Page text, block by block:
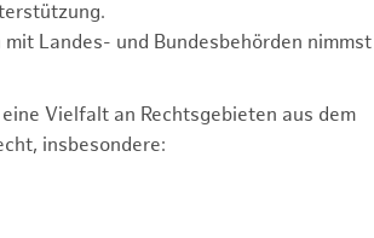
Landes- und Bundesbehörden nimmst
Vielfalt an Rechtsgebieten aus dem
insbesondere: